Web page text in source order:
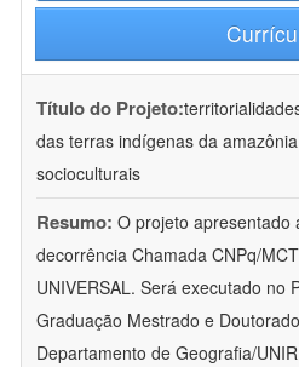
Título do Projeto:
das terras indígenas da
socioculturais
Resumo: O projeto apresentado
decorrência Chamada CNPq/
UNIVERSAL. Será executado no
Graduação Mestrado e
Departamento de Geografia/